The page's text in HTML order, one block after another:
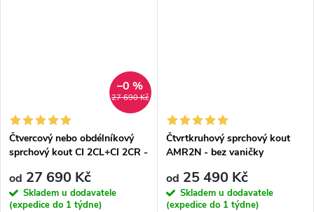
27 690 Kč
–0 %
Čtvercový nebo obdélníkový
sprchový kout CI 2CL+CI 2CR -
od 27 690 Kč
Skladem u dodavatele
(expedice do 1 týdne)
Čtvrtkruhový sprchový kout
AMR2N - bez vaničky
od 25 490 Kč
Skladem u dodavatele
(expedice do 1 týdne)